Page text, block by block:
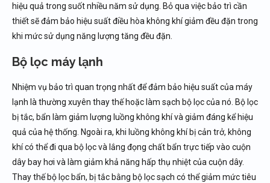
hiệu quả trong suốt nhiều năm sử dụng. Bỏ qua việc bảo trì cần
thiết sẽ đảm bảo hiệu suất điều hòa không khí giảm đều đặn trong
khi mức sử dụng năng lượng tăng đều đặn.
Bộ lọc máy lạnh
Nhiệm vụ bảo trì quan trọng nhất để đảm bảo hiệu suất của máy
lạnh là thường xuyên thay thế hoặc làm sạch bộ lọc của nó. Bộ lọc
bị tắc, bẩn làm giảm lượng luồng không khí và giảm đáng kể hiệu
quả của hệ thống. Ngoài ra, khi luồng không khí bị cản trở, không
khí có thể đi qua bộ lọc và lắng đọng chất bẩn trực tiếp vào cuộn
dây bay hơi và làm giảm khả năng hấp thụ nhiệt của cuộn dây.
Thay thế bộ lọc bẩn, bị tắc bằng bộ lọc sạch có thể giảm mức tiêu